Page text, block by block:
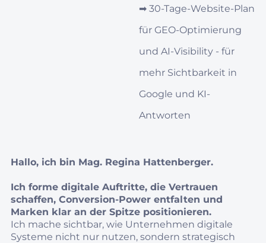
➡︎ 30‑Tage‑Website-Plan
für GEO‑Optimierung
und AI‑Visibility - für
mehr Sichtbarkeit in
Google und KI-
Antworten
Hallo, ich bin Mag. Regina Hattenberger.
Ich forme digitale Auftritte, die Vertrauen
schaffen, Conversion‑Power entfalten und
Marken klar an der Spitze positionieren.
Ich mache sichtbar, wie Unternehmen digitale
Systeme nicht nur nutzen, sondern strategisch